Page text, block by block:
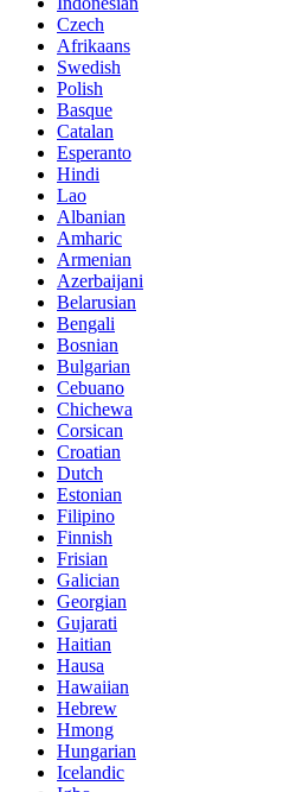
Czech
Afrikaans
Swedish
Polish
Basque
Catalan
Esperanto
Hindi
Lao
Albanian
Amharic
Armenian
Azerbaijani
Belarusian
Bengali
Bosnian
Bulgarian
Cebuano
Chichewa
Corsican
Croatian
Dutch
Estonian
Filipino
Finnish
Frisian
Galician
Georgian
Gujarati
Haitian
Hausa
Hawaiian
Hebrew
Hmong
Hungarian
Icelandic